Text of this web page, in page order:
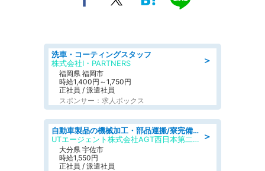
＞
洗車・コーティングスタッフ
株式会社I・PARTNERS
福岡県 福岡市
時給1,400円～1,750円
正社員 / 派遣社員
スポンサー：求人ボックス
＞
自動車製品の機械加工・部品運搬/寮完備/日払い/工場・製造
UTエージェント株式会社AGT西日本第二CU
大分県 宇佐市
時給1,550円
正社員 / 派遣社員